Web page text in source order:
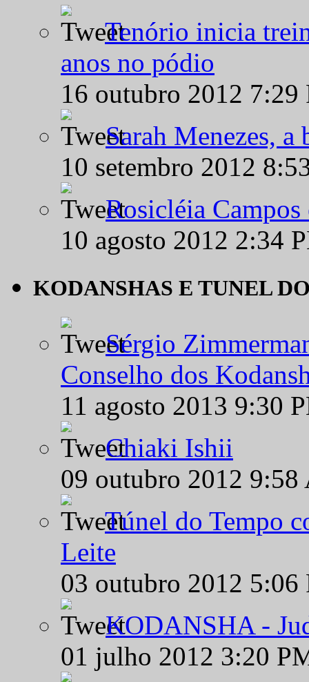
Tenório inicia
anos no pódio
16 outubro 2012
Sarah Menezes,
10 setembro 2012
Rosicléia
10 agosto 2012 2:34
KODANSHAS E TUNEL
Sérgio
Conselho dos
11 agosto 2013 9:30
Chiaki Ishii
09 outubro 2012
Túnel do Tempo
Leite
03 outubro 2012
KODANSHA -
01 julho 2012 3:20